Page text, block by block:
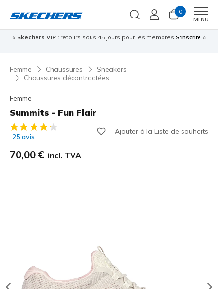
0
MENU
⭐ Skechers VIP : retours sous 45 jours pour les membres S'inscrire ⭐
Femme Chaussures
Sneakers
Chaussures décontractées
Femme
Summits - Fun Flair
Évaluation client 5 sur 5
25 avis
Ajouter à la Liste de souhaits
70,00 € incl. TVA